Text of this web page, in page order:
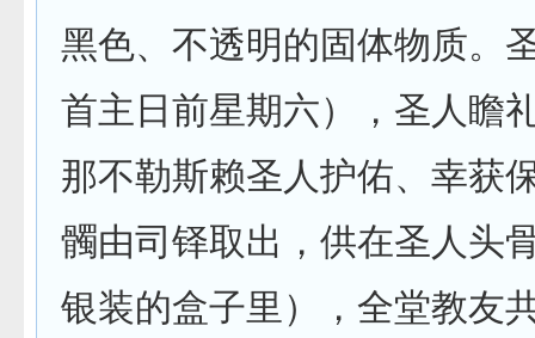
黑色、不透明的固体物质。
首主日前星期六），圣人瞻
那不勒斯赖圣人护佑、幸获
髑由司铎取出，供在圣人头
银装的盒子里），全堂教友